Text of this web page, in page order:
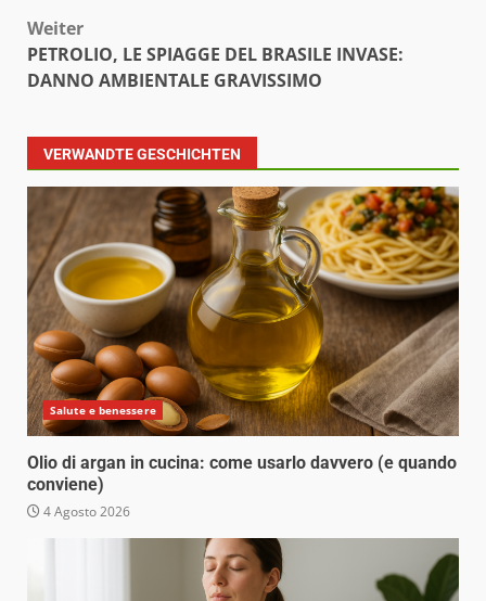
Weiter
PETROLIO, LE SPIAGGE DEL BRASILE INVASE:
DANNO AMBIENTALE GRAVISSIMO
VERWANDTE GESCHICHTEN
Salute e benessere
Olio di argan in cucina: come usarlo davvero (e quando
conviene)
4 Agosto 2026